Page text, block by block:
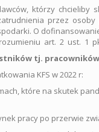
którzy chcieliby
przez
O
art. 2 ust. 1
tj.
KFS w 2022 r:
które na skutek
pracy po przerwie